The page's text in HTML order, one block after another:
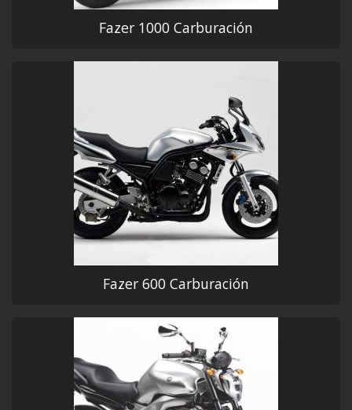
Fazer 1000 Carburación
Fazer 600 Carburación